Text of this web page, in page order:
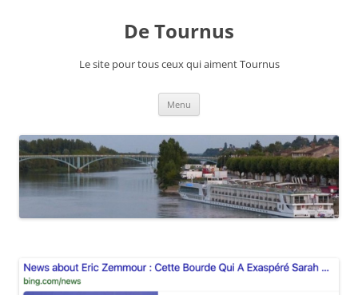
De Tournus
Le site pour tous ceux qui aiment Tournus
Menu